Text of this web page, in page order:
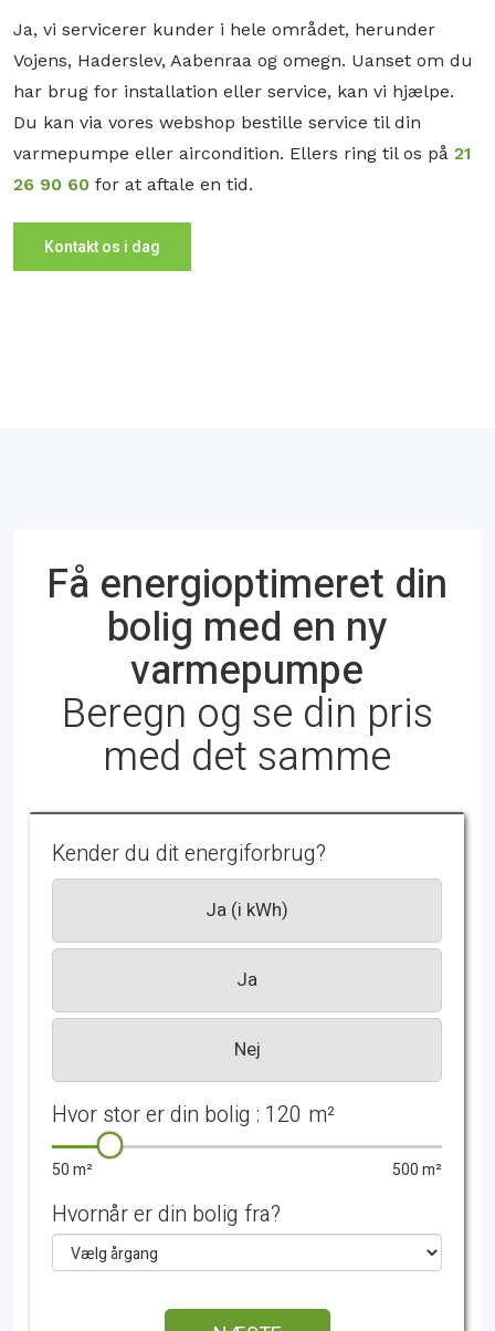
Ja, vi servicerer kunder i hele området, herunder
Vojens, Haderslev, Aabenraa og omegn. Uanset om du
har brug for installation eller service, kan vi hjælpe.
Du kan via vores webshop bestille service til din
varmepumpe eller aircondition. Ellers ring til os på21
26 90 60 for at aftale en tid.
Kontakt os i dag​